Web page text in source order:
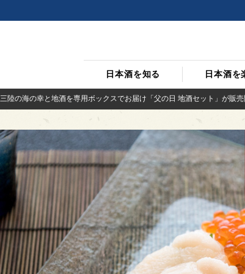
日本酒を知る 日本酒を
陸の海の幸と地酒を専用ボックスでお届け「父の日 地酒セット」が販